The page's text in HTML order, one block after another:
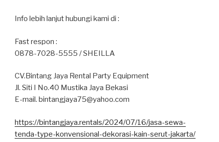
Info lebih lanjut hubungi kami di :
Fast respon :
0878-7028-5555 / SHEILLA
CV.Bintang Jaya Rental Party Equipment
Jl. Siti I No.40 Mustika Jaya Bekasi
E-mail. bintangjaya75@yahoo.com
https://bintangjaya.rentals/2024/07/16/jasa-sewa-
tenda-type-konvensional-dekorasi-kain-serut-jakarta/